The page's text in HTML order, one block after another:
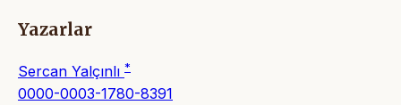
Yazarlar
Sercan Yalçınlı *
0000-0003-1780-8391